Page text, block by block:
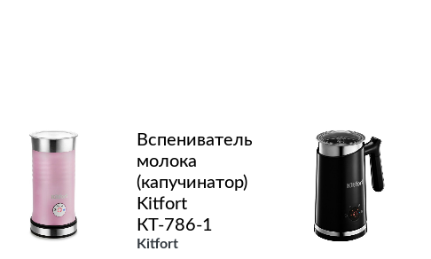
Вспениватель
молока
(капучинатор)
Kitfort
КТ-786-1
Kitfort